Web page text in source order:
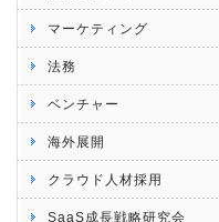
マーケティング
法務
ベンチャー
海外展開
クラウド人材採用
SaaS成長戦略研究会